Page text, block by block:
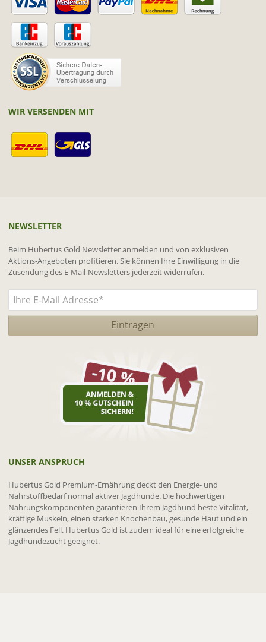
WIR VERSENDEN MIT
NEWSLETTER
Beim Hubertus Gold Newsletter anmelden und von exklusiven
Aktions-Angeboten profitieren. Sie können Ihre Einwilligung in die
Zusendung des E-Mail-Newsletters jederzeit widerrufen.
UNSER ANSPRUCH
Hubertus Gold Premium-Ernährung deckt den Energie- und
Nährstoffbedarf normal aktiver Jagdhunde. Die hochwertigen
Nahrungskomponenten garantieren Ihrem Jagdhund beste Vitalität,
kräftige Muskeln, einen starken Knochenbau, gesunde Haut und ein
glänzendes Fell. Hubertus Gold ist zudem ideal für eine erfolgreiche
Jagdhundezucht geeignet.